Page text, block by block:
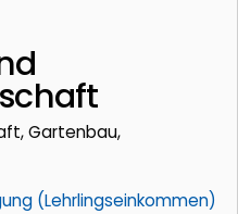
Gartenbau,
(Lehrlingseinkommen)